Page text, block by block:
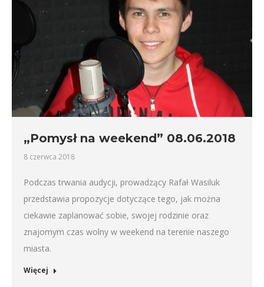
„Pomysł na weekend” 08.06.2018
8 czerwca 2018
Podczas trwania audycji, prowadzący Rafał Wasiluk
przedstawia propozycje dotyczące tego, jak można
ciekawie zaplanować sobie, swojej rodzinie oraz
znajomym czas wolny w weekend na terenie naszego
miasta.
Więcej